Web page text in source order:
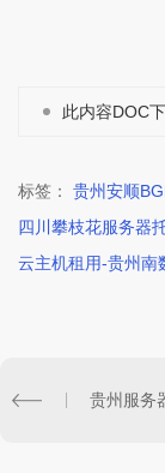
此内容DOC
标签： 贵州安顺
四川攀枝花服务器
云主机租用-贵州南